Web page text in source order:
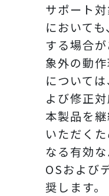
サポート
において
する場合
象外の動
について
よび修正対
本製品を
いただく
なる有効
OSおよび
奨します。